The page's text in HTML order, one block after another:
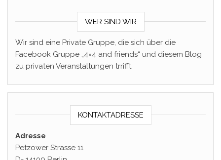
WER SIND WIR
Wir sind eine Private Gruppe, die sich über die
Facebook Gruppe „4×4 and friends“ und diesem Blog
zu privaten Veranstaltungen trrifft.
KONTAKTADRESSE
Adresse
Petzower Strasse 11